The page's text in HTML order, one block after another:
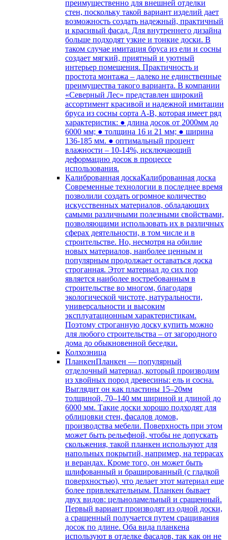
преимущественно для внешней отделки
стен, поскольку такой вариант изделий дает
возможность создать надежный, практичный
и красивый фасад. Для внутреннего дизайна
больше подходят узкие и тонкие доски. В
таком случае имитация бруса из ели и сосны
создает мягкий, приятный и уютный
интерьер помещения. Практичность и
простота монтажа – далеко не единственные
преимущества такого варианта. В компании
«Северный Лес» представлен широкий
ассортимент красивой и надежной имитации
бруса из сосны сорта А-В, которая имеет ряд
характеристик: ● длина досок от 2000мм до
6000 мм; ● толщина 16 и 21 мм; ● ширина
136-185 мм. ● оптимальный процент
влажности – 10-14%, исключающий
деформацию досок в процессе
использования.
Калиброванная доскаКалиброванная доска
Современные технологии в последнее время
позволили создать огромное количество
искусственных материалов, обладающих
самыми различными полезными свойствами,
позволяющими использовать их в различных
сферах деятельности, в том числе и в
строительстве. Но, несмотря на обилие
новых материалов, наиболее ценным и
популярным продолжает оставаться доска
строганная. Этот материал до сих пор
является наиболее востребованным в
строительстве во многом, благодаря
экологической чистоте, натуральности,
универсальности и высоким
эксплуатационным характеристикам.
Поэтому строганную доску купить можно
для любого строительства – от загородного
дома до обыкновенной беседки.
Колхозница
ПланкенПланкен — популярный
отделочный материал, который производим
из хвойных пород древесины: ель и сосна.
Выглядит он как пластины 15–20мм
толщиной, 70–140 мм шириной и длиной до
6000 мм. Такие доски хорошо подходят для
облицовки стен, фасадов домов,
производства мебели. Поверхность при этом
может быть рельефной, чтобы не допускать
скольжения, такой планкен используют для
напольных покрытий, например, на террасах
и верандах. Кроме того, он может быть
шлифованный и брашированный (с гладкой
поверхностью), что делает этот материал еще
более привлекательным. Планкен бывает
двух видов: цельноламельный и сращенный.
Первый вариант производят из одной доски,
а сращенный получается путем сращивания
досок по длине. Оба вида планкена
используют в отделке фасадов, так как он не